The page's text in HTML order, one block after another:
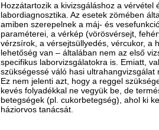
Hozzátartozik a kivizsgáláshoz a vérvétel
labordiagnosztika. Az esetek zömében
amiben szerepelnek a máj- és
paraméterei, a vérkép (vörösvérsejt,
vérzsírok, a vérsejtsüllyedés, vércukor, a
lehetőség van – általában nem az első
specifikus laborvizsgálatokra is. Emiatt,
szükségessé váló hasi
Ez nem jelenti azt, hogy a reggel
kevés folyadékkal ne vegyük be, de
betegségek (pl. cukorbetegség), ahol ki
háziorvos tanácsát.